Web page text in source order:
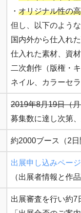
・ オリジナル性の
但し、以下のよう
国内外から仕入れ
仕入れた素材、資
二次創作（版権・
ネイル、カラーセ
2019年8月19日（
募集数に達し次第
約2000ブース（2日
出展申し込みページ
（出展者情報と作
出展審査を行い約7